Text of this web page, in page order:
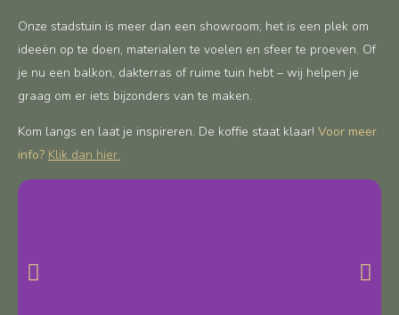
Onze stadstuin is meer dan een showroom; het is een plek om
ideeën op te doen, materialen te voelen en sfeer te proeven. Of
je nu een balkon, dakterras of ruime tuin hebt – wij helpen je
graag om er iets bijzonders van te maken.
Kom langs en laat je inspireren. De koffie staat klaar! Voor meer
info? Klik dan hier.